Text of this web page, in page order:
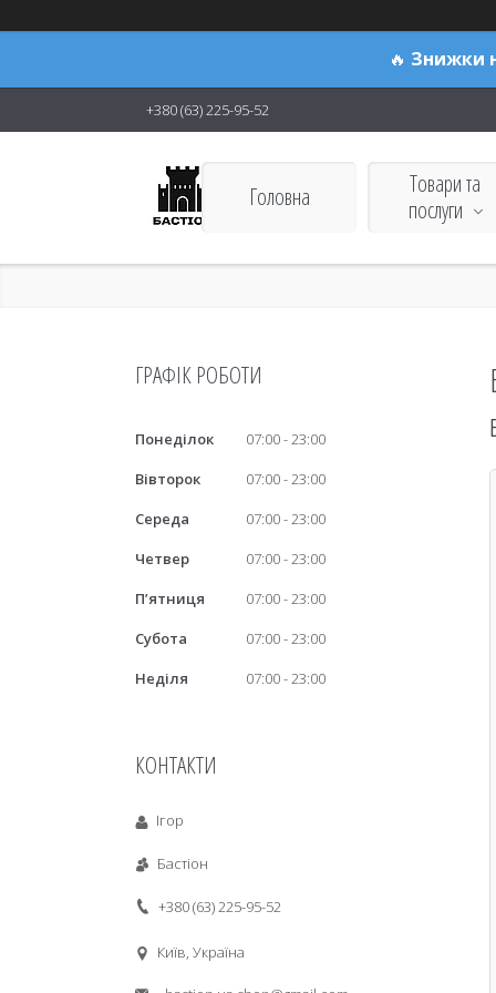
🔥 Знижки
+380 (63) 225-95-52
Бастіон
Головна
Товари та
послуги
ГРАФІК РОБОТИ
Понеділок 07:00 23:00
Вівторок
07:00 23:00
Середа
07:00 23:00
Четвер
07:00 23:00
Пʼятниця
07:00 23:00
Субота
07:00 23:00
Неділя
07:00 23:00
КОНТАКТИ
Ігор
Бастіон
+380 (63) 225-95-52
Київ, Україна